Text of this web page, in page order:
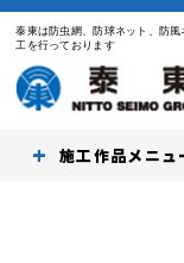
泰東は防虫網、防球ネット、防
工を行っております
施工作品